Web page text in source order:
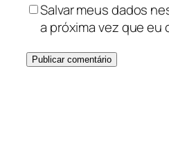
Salvar meus dados
a próxima vez que eu